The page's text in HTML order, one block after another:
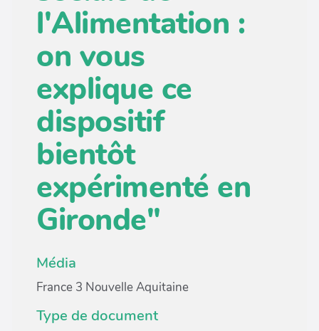
l'Alimentation :
on vous
explique ce
dispositif
bientôt
expérimenté en
Gironde"
Média
France 3 Nouvelle Aquitaine
Type de document